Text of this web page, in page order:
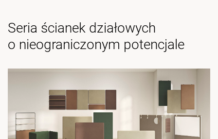
Seria ścianek działowych
o nieograniczonym potencjale